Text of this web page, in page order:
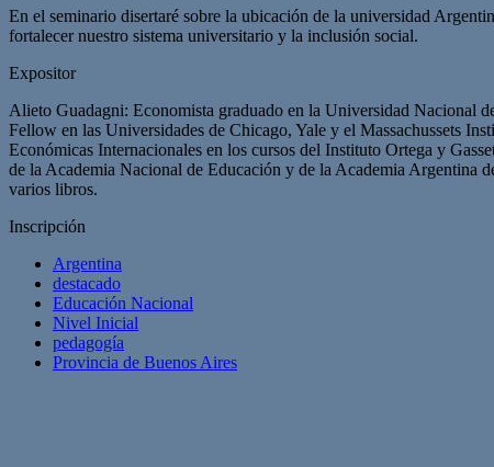
En el seminario disertaré sobre la ubicación de la universidad
fortalecer nuestro sistema universitario y la inclusión social.
Expositor
Alieto Guadagni: Economista graduado en la Universidad Nacional
Fellow en las Universidades de Chicago, Yale y el Massachussets
Económicas Internacionales en los cursos del Instituto Ortega y
de la Academia Nacional de Educación y de la Academia
varios libros.
Inscripción
Argentina
destacado
Educación Nacional
Nivel Inicial
pedagogía
Provincia de Buenos Aires